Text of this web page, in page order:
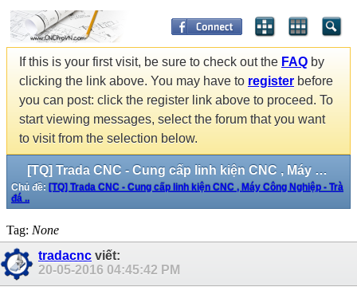
If this is your first visit, be sure to check out the FAQ by
clicking the link above. You may have to register before
you can post: click the register link above to proceed. To
start viewing messages, select the forum that you want
to visit from the selection below.
[TQ] Trada CNC - Cung cấp linh kiện CNC , Máy Công Nghiệp - Trà đá ..
Chủ đề: [TQ] Trada CNC - Cung cấp linh kiện CNC , Máy Công Nghiệp - Trà
đá ..
Tag: None
tradacnc viết:
20-05-2016 04:45:42 PM